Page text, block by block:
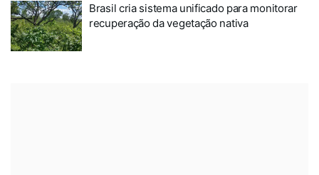
Brasil cria sistema unificado para monitorar
recuperação da vegetação nativa